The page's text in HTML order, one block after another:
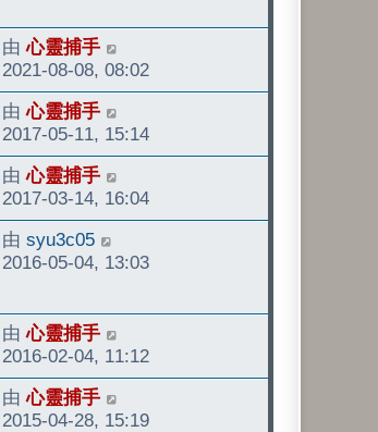
表
最
後
發
表
由心靈捕手
2021-08-08, 08:02
最
後
發
表
由心靈捕手
2017-05-11, 15:14
最
後
發
表
由心靈捕手
2017-03-14, 16:04
最
後
表
由 syu3c05
2016-05-04, 13:03
最
後
發
表
由心靈捕手
2016-02-04, 11:12
最
後
由心靈捕手
2015-04-28, 15:19